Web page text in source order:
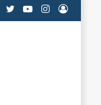
Log
Instagram
YouTube
Twitter